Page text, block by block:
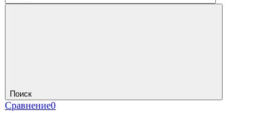
Поиск
Сравнение0